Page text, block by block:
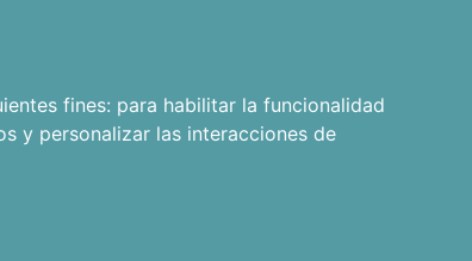
fines: para habilitar la funcionalidad
y personalizar las interacciones de